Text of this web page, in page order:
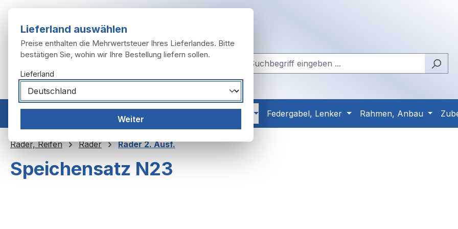
Federgabel, Lenker Rahmen, Anbau
Räder, Reifen Räder Räder 2. Ausf.
Speichensatz N23
Lieferland auswählen
Preise enthalten die Mehrwertsteuer Ihres Lieferlandes. Bitte
bestätigen Sie, wohin wir Ihre Bestellung liefern sollen.
Lieferland
Weiter